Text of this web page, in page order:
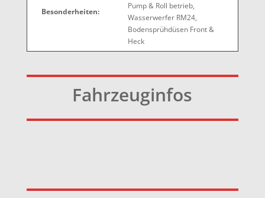
Besonderheiten:
Pump & Roll betrieb,
Wasserwerfer RM24,
Bodensprühdüsen Front &
Heck
Fahrzeuginfos